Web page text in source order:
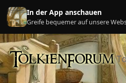
Zu Inhalt springen
In der App anschauen
Greife bequemer auf unsere